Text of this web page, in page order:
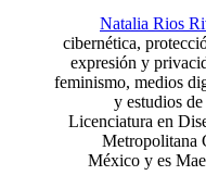
Natalia Rios
cibernética,
expresión y
feminismo, medios
y estudios
Licenciatura en
Metropolitana
México y es